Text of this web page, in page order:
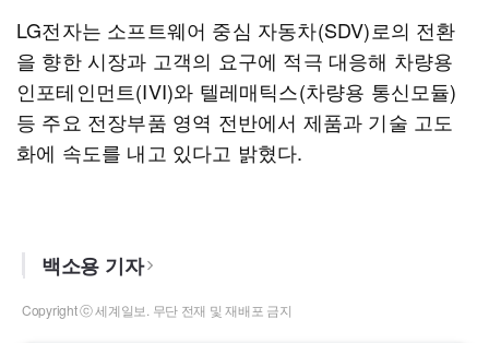
LG전자는 소프트웨어 중심 자동차(SDV)로의 전환
을 향한 시장과 고객의 요구에 적극 대응해 차량용
인포테인먼트(IVI)와 텔레매틱스(차량용 통신모듈)
등 주요 전장부품 영역 전반에서 제품과 기술 고도
화에 속도를 내고 있다고 밝혔다.
백소용 기자
Copyright ⓒ 세계일보. 무단 전재 및 재배포 금지